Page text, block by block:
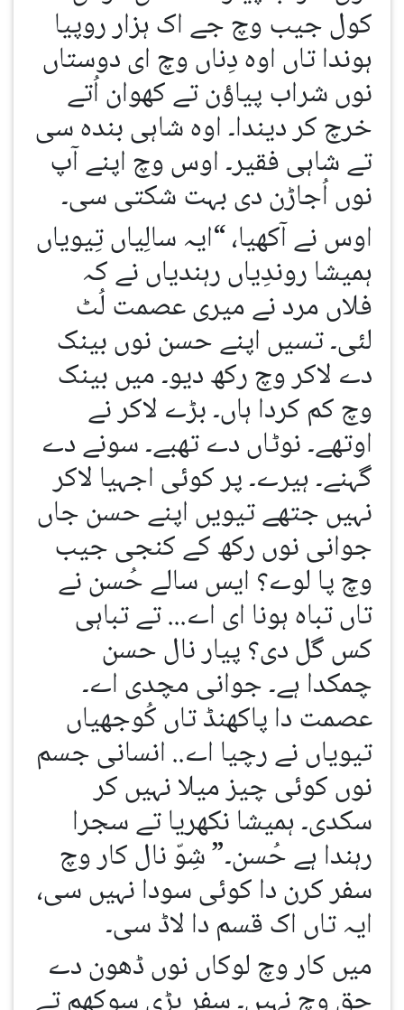
کول جیب وچ جے اک ہزار روپیا
ہوندا تاں اوہ دِناں وچ ای دوستاں
نوں شراب پیاؤن تے کھوان اُتے
خرچ کر دیندا۔ اوہ شاہی بندہ سی
تے شاہی فقیر۔ اوس وچ اپنے آپ
نوں اُجاڑن دی بہت شکتی سی۔
اوس نے آکھیا، “ایہ سالِیاں تِیویاں
ہمیشا روندِیاں رہندیاں نے کہ
فلاں مرد نے میری عصمت لُٹ
لئی۔ تسیں اپنے حسن نوں بینک
دے لاکر وچ رکھ دیو۔ میں بینک
وچ کم کردا ہاں۔ بڑے لاکر نے
اوتھے۔ نوٹاں دے تھبے۔ سونے دے
گہنے۔ ہیرے۔ پر کوئی اجہیا لاکر
نہیں جتھے تیویں اپنے حسن جاں
جوانی نوں رکھ کے کنجی جیب
وچ پا لوے؟ ایس سالے حُسن نے
تاں تباہ ہونا ای اے... تے تباہی
کس گل دی؟ پیار نال حسن
چمکدا ہے۔ جوانی مچدی اے۔
عصمت دا پاکھنڈ تاں کُوجھیاں
تیویاں نے رچیا اے.. انسانی جسم
نوں کوئی چیز میلا نہیں کر
سکدی۔ ہمیشا نکھریا تے سجرا
رہندا ہے حُسن۔” شِوّ نال کار وچ
سفر کرن دا کوئی سودا نہیں سی،
ایہ تاں اک قسم دا لاڈ سی۔
میں کار وچ لوکاں نوں ڈھون دے